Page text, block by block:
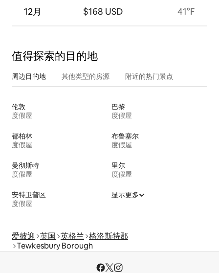
12月 $168 USD 41°F
值得探索的目的地
周边目的地 其他类型的房源 附近的热门景点
伦敦
度假屋
巴黎
度假屋
都柏林
度假屋
布鲁塞尔
度假屋
曼彻斯特
度假屋
里尔
度假屋
安特卫普区
度假屋
显示更多
爱彼迎 英国 英格兰 格洛斯特郡
Tewkesbury Borough